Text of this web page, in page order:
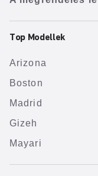
Top Modellek
Arizona
Boston
Madrid
Gizeh
Mayari